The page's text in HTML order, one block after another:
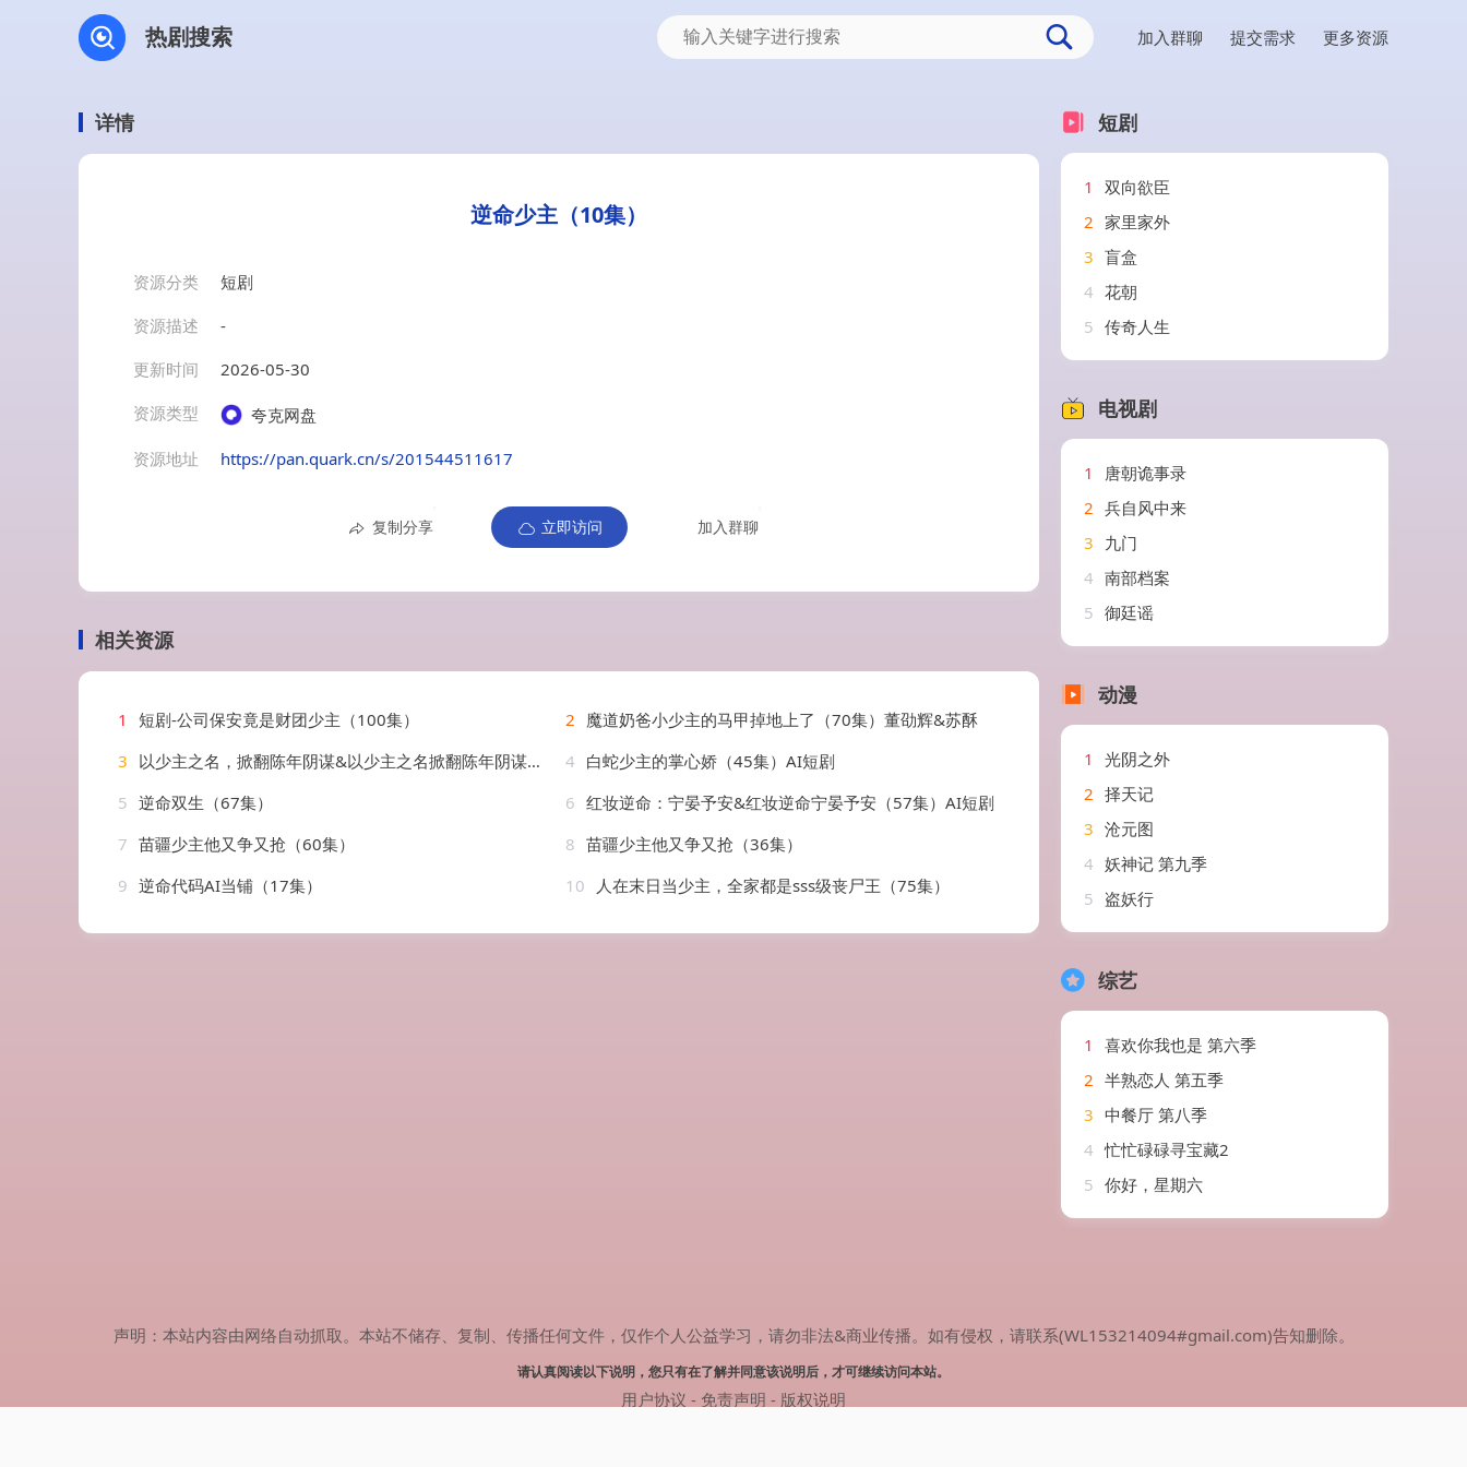
热剧搜索 加入群聊 提交需求 更多资源
详情
逆命少主（10集）
资源分类
短剧
资源描述
-
更新时间
2026-05-30
资源类型
夸克网盘
资源地址
https://pan.quark.cn/s/201544511617
复制分享 立即访问 加入群聊
相关资源
1 短剧-公司保安竟是财团少主（100集） 2 魔道奶爸小少主的马甲掉地上了（70集）董劭辉&苏酥
3 以少主之名，掀翻陈年阴谋&以少主之名掀翻陈年阴谋（80集）戴金麟&张文慧 4 白蛇少主的掌心娇（45集）AI短剧
5 逆命双生（67集） 6 红妆逆命：宁晏予安&红妆逆命宁晏予安（57集）AI短剧
7 苗疆少主他又争又抢（60集） 8 苗疆少主他又争又抢（36集）
9 逆命代码AI当铺（17集） 10 人在末日当少主，全家都是sss级丧尸王（75集）
短剧
1
双向欲臣
2 家里家外
3 盲盒
4 花朝
5 传奇人生
电视剧
1
唐朝诡事录
2 兵自风中来
3 九门
4 南部档案
5 御廷谣
动漫
1
光阴之外
2 择天记
3 沧元图
4 妖神记 第九季
5 盗妖行
综艺
1
喜欢你我也是 第六季
2 半熟恋人 第五季
3 中餐厅 第八季
4 忙忙碌碌寻宝藏2
5 你好，星期六
声明：本站内容由网络自动抓取。本站不储存、复制、传播任何文件，仅作个人公益学习，请勿非法&商业传播。如有侵权，请联系(WL153214094#gmail.com)告知删除。
请认真阅读以下说明，您只有在了解并同意该说明后，才可继续访问本站。
用户协议 - 免责声明 - 版权说明